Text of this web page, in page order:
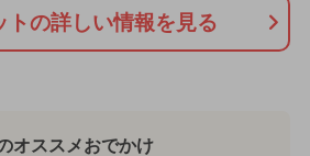
トの詳しい情報を見る
オススメおでかけ